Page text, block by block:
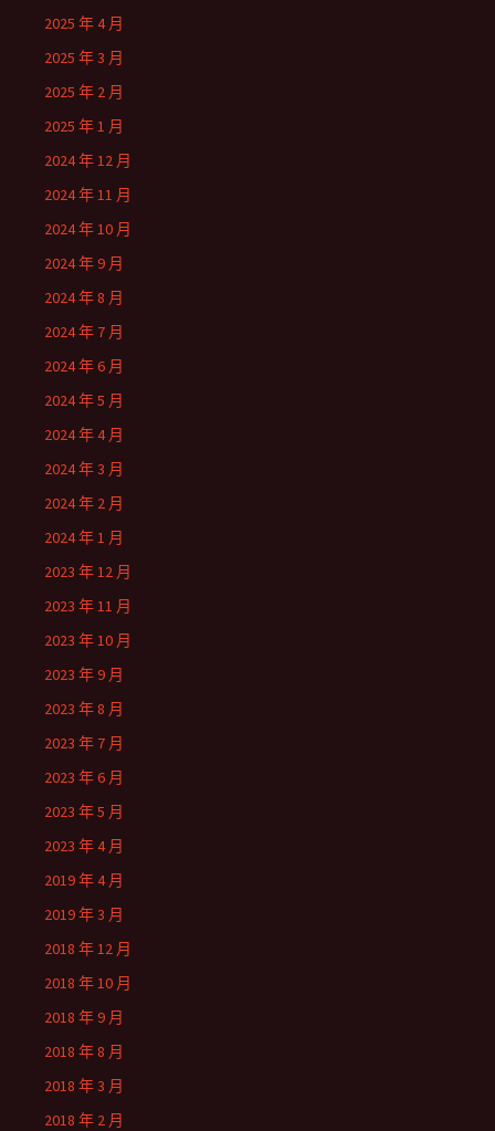
2025 年 4 月
2025 年 3 月
2025 年 2 月
2025 年 1 月
2024 年 12 月
2024 年 11 月
2024 年 10 月
2024 年 9 月
2024 年 8 月
2024 年 7 月
2024 年 6 月
2024 年 5 月
2024 年 4 月
2024 年 3 月
2024 年 2 月
2024 年 1 月
2023 年 12 月
2023 年 11 月
2023 年 10 月
2023 年 9 月
2023 年 8 月
2023 年 7 月
2023 年 6 月
2023 年 5 月
2023 年 4 月
2019 年 4 月
2019 年 3 月
2018 年 12 月
2018 年 10 月
2018 年 9 月
2018 年 8 月
2018 年 3 月
2018 年 2 月